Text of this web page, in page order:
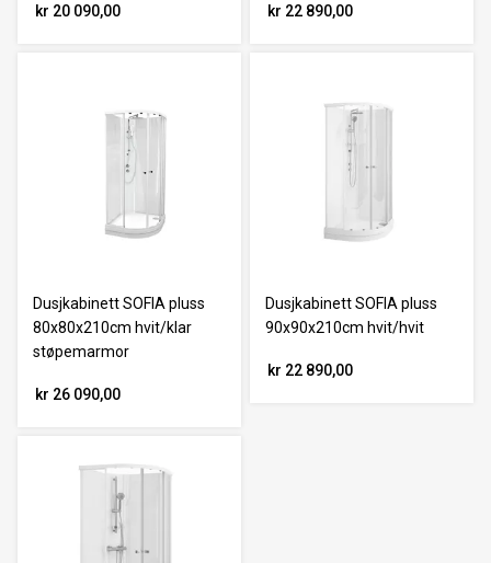
kr 20 090,00 kr 22 890,00
Dusjkabinett SOFIA pluss
80x80x210cm hvit/klar
støpemarmor
kr 26 090,00
Dusjkabinett SOFIA pluss
90x90x210cm hvit/hvit
kr 22 890,00